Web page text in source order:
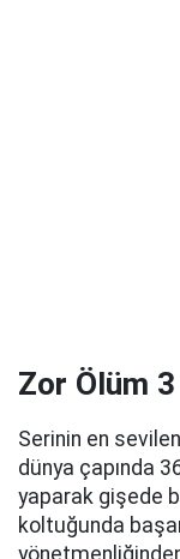
Zor Ölüm
Serinin en
dünya çapında
yaparak gişede
koltuğunda